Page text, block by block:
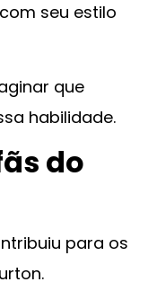
seu estilo
que
habilidade.
do
para os